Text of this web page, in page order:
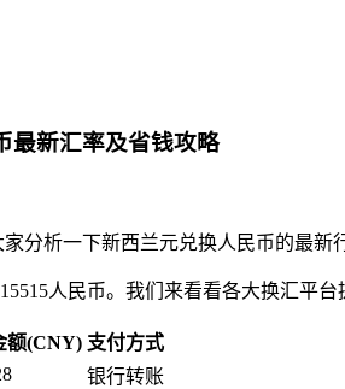
最新汇率及省钱攻略
分析一下新西兰元兑换人民币的最新
人民币。我们来看看各大换汇平
额(CNY) 支付方式
银行转账